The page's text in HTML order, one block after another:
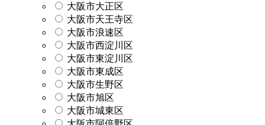
大阪市大正区
大阪市天王寺区
大阪市浪速区
大阪市西淀川区
大阪市東淀川区
大阪市東成区
大阪市生野区
大阪市旭区
大阪市城東区